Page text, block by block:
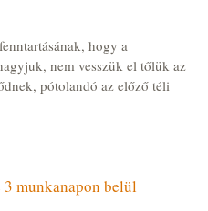
hogy a
nem vesszük el tőlük az
pótolandó az előző téli
munkanapon belül